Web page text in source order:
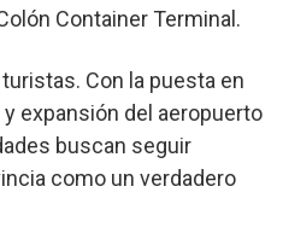
Container Terminal.
Con la puesta en
expansión del aeropuerto
buscan seguir
como un verdadero